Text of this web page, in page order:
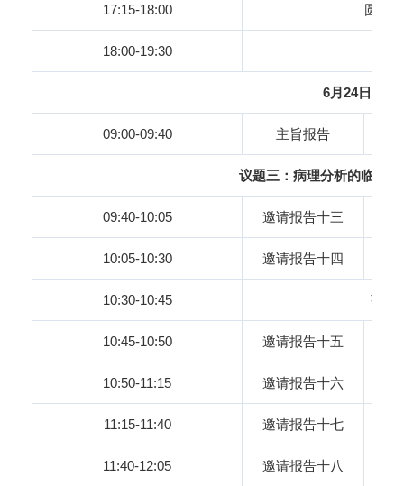
17:15-18:00 圆桌
18:00-19:30
6月24日
09:00-09:40 主旨报告
议题三：病理分析的临床
09:40-10:05 邀请报告十三
10:05-10:30 邀请报告十四
10:30-10:45 茶
10:45-10:50 邀请报告十五
10:50-11:15 邀请报告十六
11:15-11:40 邀请报告十七
11:40-12:05 邀请报告十八